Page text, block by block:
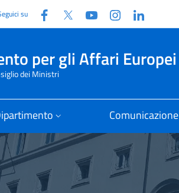
su Facebook
Twitter YouTubeInstagram
per gli Affari Europei
dei Ministri
Comunicazione